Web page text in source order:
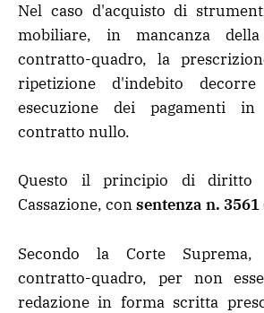
Nel caso d'acquisto di
mobiliare, in mancanza
contratto-quadro, la
ripetizione d'indebito
esecuzione dei pagamenti
contratto nullo.
Questo il principio di diritto
Cassazione, consentenza n.
Secondo la Corte Suprema,
contratto-quadro, per non
redazione in forma scritta